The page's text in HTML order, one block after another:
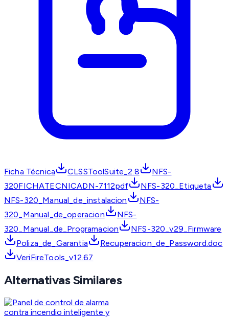
Ficha Técnica CLSSToolSuite_2.8
NFS-
320FICHATECNICADN-7112pdf
NFS-320_Etiqueta
NFS-320_Manual_de_instalacion
NFS-
320_Manual_de_operacion
NFS-
320_Manual_de_Programacion
NFS-320_v29_Firmware
Poliza_de_Garantia
Recuperacion_de_Password.doc
VeriFireTools_v12.67
Alternativas Similares